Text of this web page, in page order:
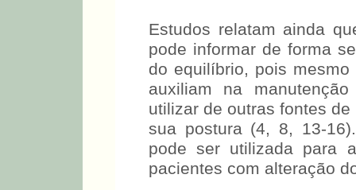
Estudos relatam ainda
pode informar de forma
do equilíbrio, pois
auxiliam na
utilizar de outras fontes
sua postura (4, 8, 13-
pode ser utilizada para
pacientes com alteração